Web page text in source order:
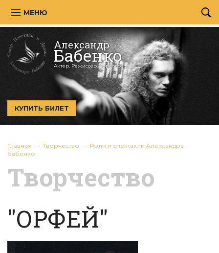
МЕНЮ
Александр
Бабенко
Актер. Режиссёр. Хореограф.
КУПИТЬ БИЛЕТ
Главная Творчество
Роли и спектакли Александра
Бабенко
Творчество
"ОРФЕЙ"